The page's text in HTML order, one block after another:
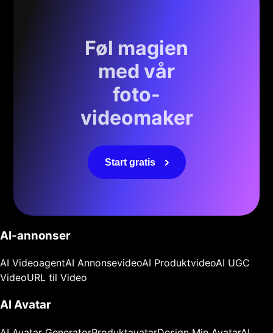
Føl magien
med vår
foto-
videomaker
Start gratis
AI-annonser
AI VideoagentAI AnnonsevideoAI ProduktvideoAI UGC
VideoURL til Video
AI Avatar